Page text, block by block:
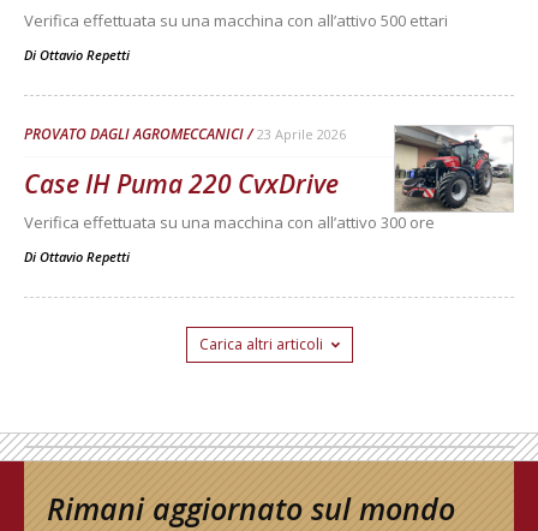
Verifica effettuata su una macchina con all’attivo 500 ettari
Di Ottavio Repetti
PROVATO DAGLI AGROMECCANICI 23 Aprile 2026
Case IH Puma 220 CvxDrive
Verifica effettuata su una macchina con all’attivo 300 ore
Di Ottavio Repetti
Carica altri articoli
Rimani aggiornato sul mondo